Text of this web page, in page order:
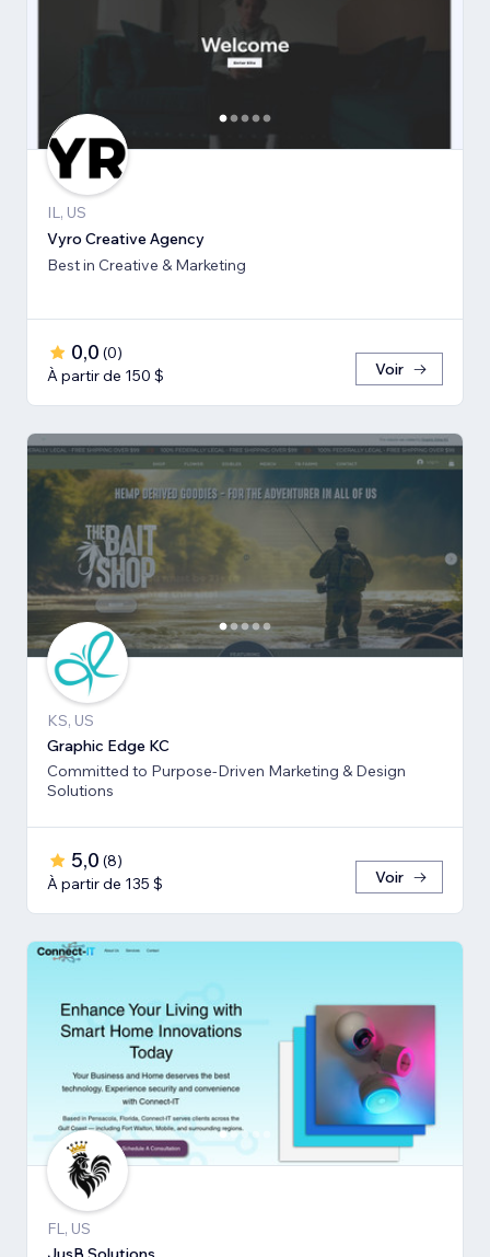
IL, US
Vyro Creative Agency
Best in Creative & Marketing
0,0 (0)
À partir de 150 $
Voir
KS, US
Graphic Edge KC
Committed to Purpose-Driven Marketing & Design
Solutions
5,0 (8)
À partir de 135 $
Voir
FL, US